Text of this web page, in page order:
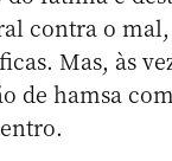
contra o
Mas, às
de hamsa